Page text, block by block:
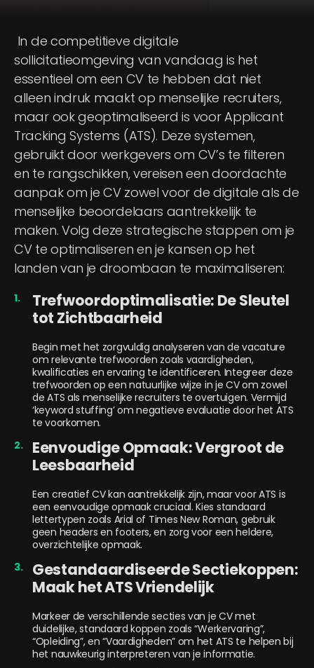
In de competitieve digitale
sollicitatieomgeving van vandaag is het
essentieel om een CV te hebben dat niet
alleen indruk maakt op menselijke recruiters,
maar ook geoptimaliseerd is voor Applicant
Tracking Systems (ATS). Deze systemen,
gebruikt door werkgevers om CV’s te filteren
en te rangschikken, vereisen een doordachte
aanpak om je CV zowel voor de digitale als de
menselijke beoordelaars aantrekkelijk te
maken. Volg deze strategische stappen om je
CV te optimaliseren en je kansen op het
landen van je droombaan te maximaliseren:
Trefwoordoptimalisatie: De Sleutel
tot Zichtbaarheid
Begin met het zorgvuldig analyseren van de vacature
om relevante trefwoorden zoals vaardigheden,
kwalificaties en ervaring te identificeren. Integreer deze
trefwoorden op een natuurlijke wijze in je CV om zowel
de ATS als menselijke recruiters te overtuigen. Vermijd
‘keyword stuffing’ om negatieve evaluatie door het ATS
te voorkomen.
Eenvoudige Opmaak: Vergroot de
Leesbaarheid
Een creatief CV kan aantrekkelijk zijn, maar voor ATS is
een eenvoudige opmaak cruciaal. Kies standaard
lettertypen zoals Arial of Times New Roman, gebruik
geen headers en footers, en zorg voor een heldere,
overzichtelijke opmaak.
Gestandaardiseerde Sectiekoppen:
Maak het ATS Vriendelijk
Markeer de verschillende secties van je CV met
duidelijke, standaard koppen zoals “Werkervaring”,
“Opleiding”, en “Vaardigheden” om het ATS te helpen bij
het nauwkeurig interpreteren van je informatie.